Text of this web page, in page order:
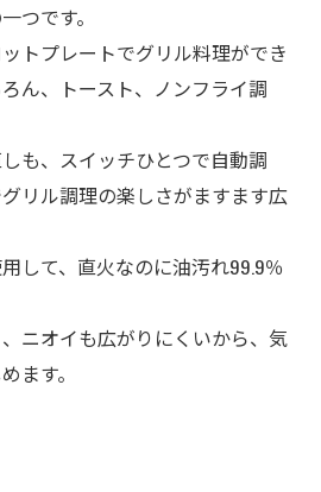
つです。
トプレートでグリル料理ができ
ん、トースト、ノンフライ調
も、スイッチひとつで自動調
リル調理の楽しさがますます広
して、直火なのに油汚れ99.9％
ニオイも広がりにくいから、気
ます。